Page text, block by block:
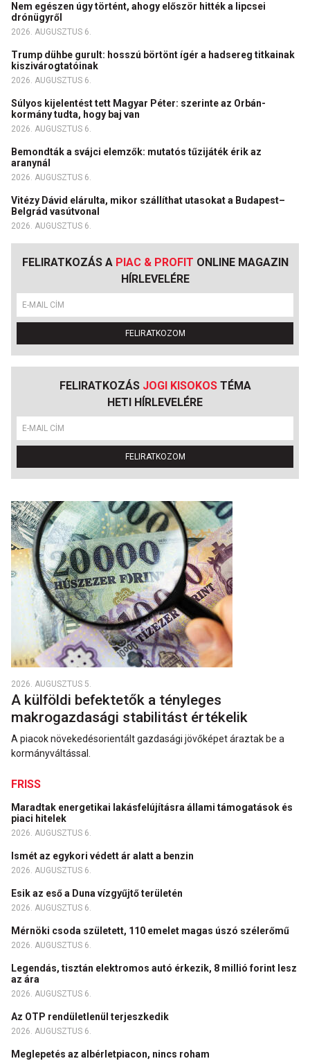
Nem egészen úgy történt, ahogy először hitték a lipcsei
drónügyről
2026. AUGUSZTUS 6.
Trump dühbe gurult: hosszú börtönt ígér a hadsereg titkainak
kiszivárogtatóinak
2026. AUGUSZTUS 6.
Súlyos kijelentést tett Magyar Péter: szerinte az Orbán-
kormány tudta, hogy baj van
2026. AUGUSZTUS 6.
Bemondták a svájci elemzők: mutatós tűzijáték érik az
aranynál
2026. AUGUSZTUS 6.
Vitézy Dávid elárulta, mikor szállíthat utasokat a Budapest–
Belgrád vasútvonal
2026. AUGUSZTUS 6.
FELIRATKOZÁS A PIAC & PROFIT ONLINE MAGAZIN
HÍRLEVELÉRE
FELIRATKOZOM
FELIRATKOZÁS JOGI KISOKOSTÉMA
HETI HÍRLEVELÉRE
FELIRATKOZOM
2026. AUGUSZTUS 5.
A külföldi befektetők a tényleges
makrogazdasági stabilitást értékelik
A piacok növekedésorientált gazdasági jövőképet áraztak be a
kormányváltással.
FRISS
Maradtak energetikai lakásfelújításra állami támogatások és
piaci hitelek
2026. AUGUSZTUS 6.
Ismét az egykori védett ár alatt a benzin
2026. AUGUSZTUS 6.
Esik az eső a Duna vízgyűjtő területén
2026. AUGUSZTUS 6.
Mérnöki csoda született, 110 emelet magas úszó szélerőmű
2026. AUGUSZTUS 6.
Legendás, tisztán elektromos autó érkezik, 8 millió forint lesz
az ára
2026. AUGUSZTUS 6.
Az OTP rendületlenül terjeszkedik
2026. AUGUSZTUS 6.
Meglepetés az albérletpiacon, nincs roham